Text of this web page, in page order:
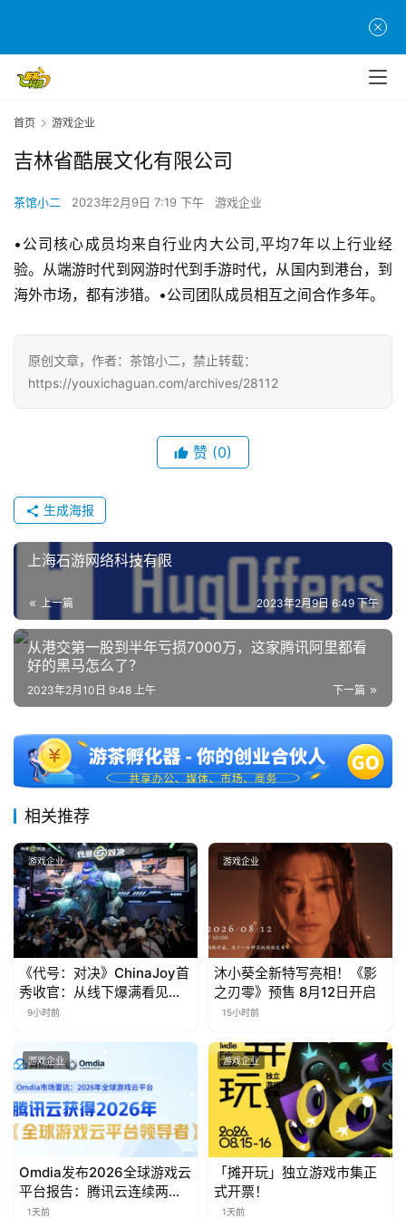
游
原
游
业
界
机
游
戏
休
戏
第
十
三
届
金
茶
奖
7
月
3
0
日
游
对
首页 游戏企业
吉林省酷展文化有限公司
茶馆小二 2023年2月9日 7:19 下午 游戏企业
•公司核心成员均来自行业内大公司,平均7年以上行业经
验。从端游时代到网游时代到手游时代，从国内到港台，到
海外市场，都有涉猎。•公司团队成员相互之间合作多年。
原创文章，作者：茶馆小二，禁止转载：
https://youxichaguan.com/archives/28112
赞 (0)
生成海报
上海石游网络科技有限
上一篇 2023年2月9日 6:49 下午
从港交第一股到半年亏损7000万，这家腾讯阿里都看
好的黑马怎么了？
下一篇
2023年2月10日 9:48 上午
相关推荐
游戏企业
《代号：对决》ChinaJoy首
秀收官：从线下爆满看见玩
家的真实期待
9小时前
游戏企业
沐小葵全新特写亮相！《影
之刃零》预售 8月12日开启
15小时前
游戏企业
Omdia发布2026全球游戏云
平台报告：腾讯云连续两年
入选“领导者”象限
1天前
游戏企业
「摊开玩」独立游戏市集正
式开票！
1天前